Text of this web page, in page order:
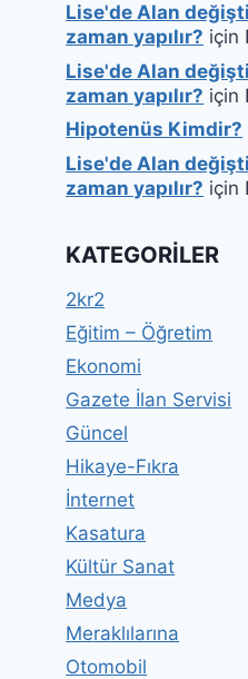
Lise'de Alan
zaman yapılır? için
Lise'de Alan
zaman yapılır? için
Hipotenüs Kimdir?
Lise'de Alan
zaman yapılır? için
KATEGORILER
2kr2
Eğitim – Öğretim
Ekonomi
Gazete İlan Servisi
Güncel
Hikaye-Fıkra
İnternet
Kasatura
Kültür Sanat
Medya
Meraklılarına
Otomobil